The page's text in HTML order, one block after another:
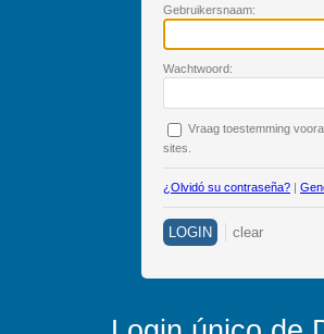
Gebruikersnaam:
Wachtwoord:
Vraag toestemming
sites.
¿Olvidó su contraseña? |